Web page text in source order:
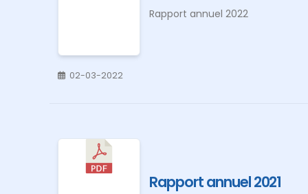
Rapport annuel 2022
02-03-2022
Rapport annuel 2021